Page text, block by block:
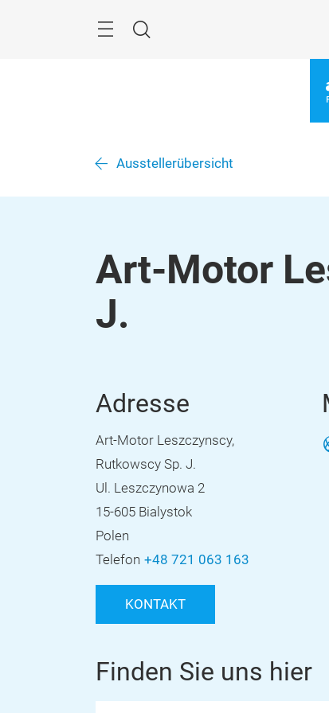
Suche
Ausstellerübersicht
Art-Motor
J.
Adresse
Art-Motor Leszczynscy,
Rutkowscy Sp. J.
Ul. Leszczynowa 2
15-605 Bialystok
Polen
Telefon +48 721 063 163
KONTAKT
Finden Sie uns hier